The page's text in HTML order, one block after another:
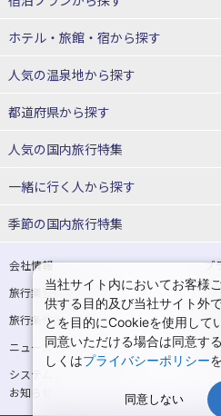
北海道
東北
青森県
宮城県
山形県
関東
埼玉県
茨城県
北陸
ホテル・旅館・宿から探す
北海道ホテル・旅館
青森県ホテル・旅館
宮城県ホテル・旅館
山形県ホテル・旅館
東京都ホテル・旅館
埼玉県ホテル・旅館
茨城県ホテル・旅館
群馬県ホテル・旅館
人気の温泉地から探す
北海道
湯の川温泉(北海道)
十勝川温泉(北海道)
洞爺湖温泉(北海道)
層雲峡温泉(北海道)
東北
花巻温泉(岩手)
かみのやま温泉(山形)
秋保温泉(宮城)
都道府県から探す
北海道旅行・ツアー
東北
青森旅行・ツアー
宮城旅行・ツアー
山形旅行・ツアー
東京旅行・ツアー
人気の国内旅行特集
東京ディズニーリゾート®への旅
一緒に行く人から探す
一人旅 国内版
カップル・夫婦旅行 国内版
卒業旅行・学生旅行 国内版
季節の国内旅行特集
桜・お花見特集
夏休み・お盆の国内旅行
8月の国内旅行
10月の国内旅行
会社情報
プ
旅行業登録票・約款
規
旅行条件書
商
ニュースリリース
採
システムメンテナンスの
お知らせ
当社サイト内においてお客様
供する目的及び当社サイト外
とを目的にCookieを使用して
同意いただける場合は同意す
しくはプライバシーポリシー
同意しない